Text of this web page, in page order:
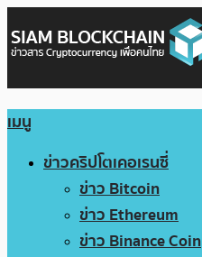
เมนู
ข่าวคริปโตเคอเรนซี่
ข่าว Bitcoin
ข่าว Ethereum
ข่าว Binance Coin